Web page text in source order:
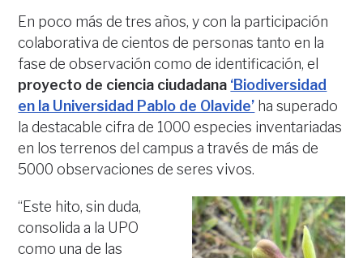
En poco más de tres años, y con la participación
colaborativa de cientos de personas tanto en la
fase de observación como de identificación, el
proyecto de ciencia ciudadana ‘Biodiversidad
en la Universidad Pablo de Olavide’ ha superado
la destacable cifra de 1000 especies inventariadas
en los terrenos del campus a través de más de
5000 observaciones de seres vivos.
“Este hito, sin duda,
consolida a la UPO
como una de las